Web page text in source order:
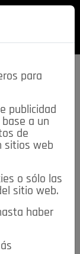
CONTACTO
para
publicidad
a un
de
sitios web
o sólo las
sitio web.
haber